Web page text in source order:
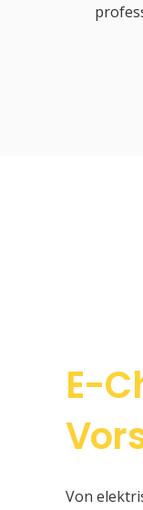
E-
Von